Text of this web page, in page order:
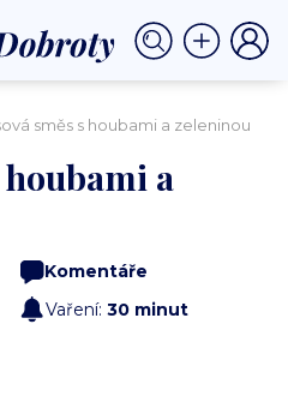
směs s houbami a zeleninou
houbami a
Komentáře
Vaření: 30 minut